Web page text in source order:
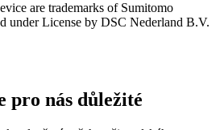
are trademarks of Sumitomo
under License by DSC Nederland B.V.
pro nás důležité